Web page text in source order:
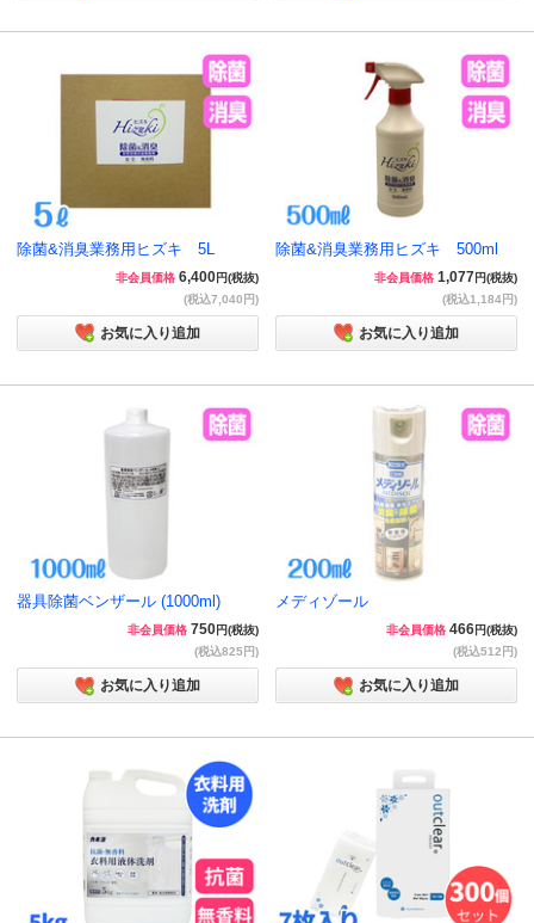
除菌&消臭業務用ヒズキ 5L
非会員価格 6,400円(税抜)
(税込7,040円)
お気に入り追加
除菌&消臭業務用ヒズキ 500ml
非会員価格 1,077円(税抜)
(税込1,184円)
お気に入り追加
器具除菌ベンザール (1000ml)
非会員価格 750円(税抜)
(税込825円)
お気に入り追加
メディゾール
非会員価格 466円(税抜)
(税込512円)
お気に入り追加